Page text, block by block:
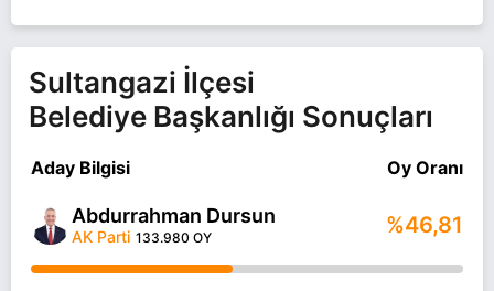
Sultangazi İlçesi
Belediye Başkanlığı Sonuçları
Aday Bilgisi Oy Oranı
Abdurrahman Dursun
AK Parti 133.980 OY %46,81